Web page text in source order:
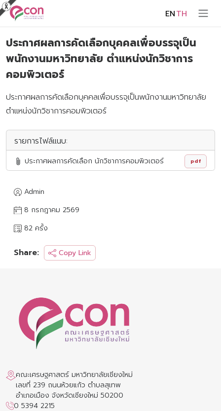
ENTH
ประกาศผลการคัดเลือกบุคคลเพื่อบรรจุเป็น
พนักงานมหาวิทยาลัย ตำแหน่งนักวิชาการ
คอมพิวเตอร์
ประกาศผลการคัดเลือกบุคคลเพื่อบรรจุเป็นพนักงานมหาวิทยาลัย
ตำแหน่งนักวิชาการคอมพิวเตอร์
รายการไฟล์แนบ:
ประกาศผลการคัดเลือก นักวิชาการคอมพิวเตอร์ pdf
Admin
8 กรกฎาคม 2569
82 ครั้ง
Share: Copy Link
คณะเศรษฐศาสตร์ มหาวิทยาลัยเชียงใหม่
เลขที่ 239 ถนนห้วยแก้ว ตำบลสุเทพ
อำเภอเมือง จังหวัดเชียงใหม่ 50200
0 5394 2215